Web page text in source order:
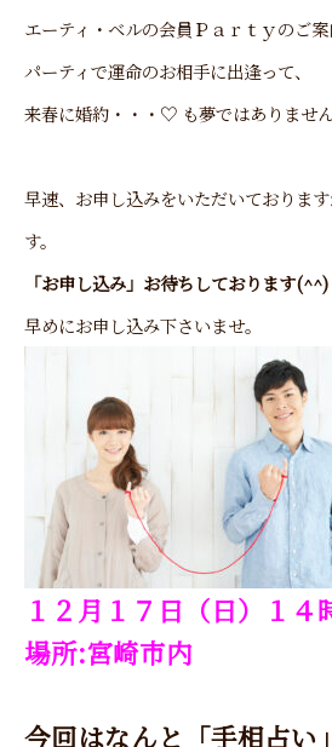
エーティ・ベルの会員Ｐａｒｔｙのご案
パーティで運命のお相手に出逢って、
来春に婚約・・・♡ も夢ではありません
早速、お申し込みをいただいておりま
す。
「お申し込み」お待ちしております(^^)
早めにお申し込み下さいませ。
１２月１７日（日）１４
場所:宮崎市内
今回はなんと「手相占い